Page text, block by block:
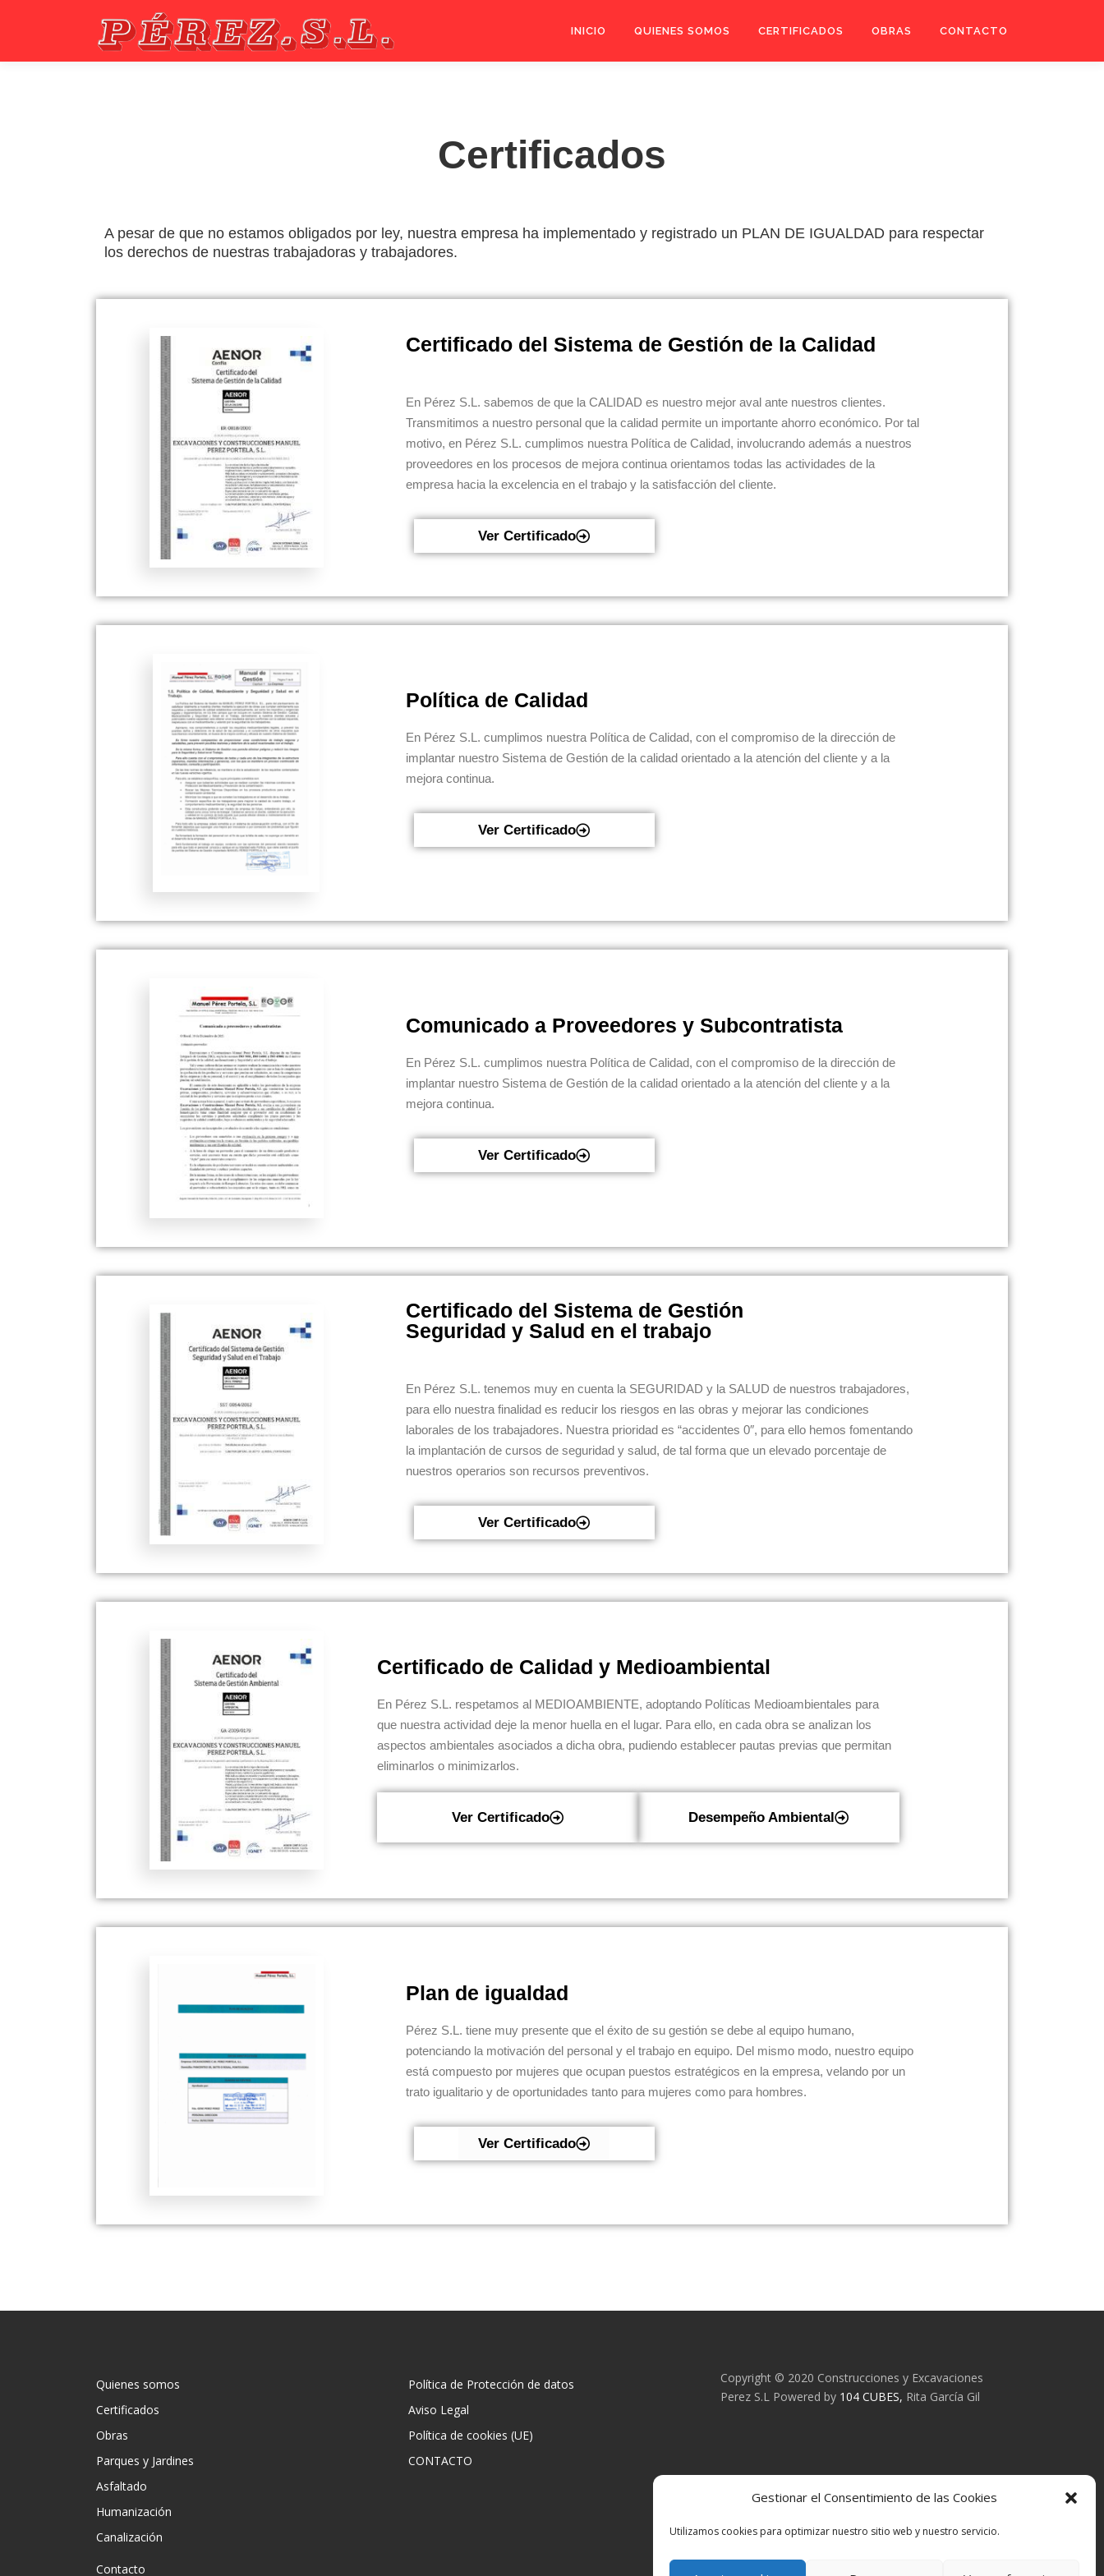
Gestionar el Consentimiento de las Cookies
Utilizamos cookies para optimizar nuestro sitio web y nuestro servicio.
INICIO QUIENES SOMOS CERTIFICADOS OBRAS CONTACTO
Certificados
A pesar de que no estamos obligados por ley, nuestra empresa ha implementado y registrado un PLAN DE IGUALDAD para respectar
los derechos de nuestras trabajadoras y trabajadores.
Certificado del Sistema de Gestión de la Calidad
En Pérez S.L. sabemos de que la CALIDAD es nuestro mejor aval ante nuestros clientes.
Transmitimos a nuestro personal que la calidad permite un importante ahorro económico. Por tal
motivo, en Pérez S.L. cumplimos nuestra Política de Calidad, involucrando además a nuestros
proveedores en los procesos de mejora continua orientamos todas las actividades de la
empresa hacia la excelencia en el trabajo y la satisfacción del cliente.
Ver Certificado
Política de Calidad
En Pérez S.L. cumplimos nuestra Política de Calidad, con el compromiso de la dirección de
implantar nuestro Sistema de Gestión de la calidad orientado a la atención del cliente y a la
mejora continua.
Ver Certificado
Comunicado a Proveedores y Subcontratista
En Pérez S.L. cumplimos nuestra Política de Calidad, con el compromiso de la dirección de
implantar nuestro Sistema de Gestión de la calidad orientado a la atención del cliente y a la
mejora continua.
Ver Certificado
Certificado del Sistema de Gestión
Seguridad y Salud en el trabajo
En Pérez S.L. tenemos muy en cuenta la SEGURIDAD y la SALUD de nuestros trabajadores,
para ello nuestra finalidad es reducir los riesgos en las obras y mejorar las condiciones
laborales de los trabajadores. Nuestra prioridad es “accidentes 0″, para ello hemos fomentando
la implantación de cursos de seguridad y salud, de tal forma que un elevado porcentaje de
nuestros operarios son recursos preventivos.
Ver Certificado
Certificado de Calidad y Medioambiental
En Pérez S.L. respetamos al MEDIOAMBIENTE, adoptando Políticas Medioambientales para
que nuestra actividad deje la menor huella en el lugar. Para ello, en cada obra se analizan los
aspectos ambientales asociados a dicha obra, pudiendo establecer pautas previas que permitan
eliminarlos o minimizarlos.
Ver Certificado Desempeño Ambiental
Plan de igualdad
Pérez S.L. tiene muy presente que el éxito de su gestión se debe al equipo humano,
potenciando la motivación del personal y el trabajo en equipo. Del mismo modo, nuestro equipo
está compuesto por mujeres que ocupan puestos estratégicos en la empresa, velando por un
trato igualitario y de oportunidades tanto para mujeres como para hombres.
Ver Certificado
Quienes somos
Certificados
Obras
Parques y Jardines
Asfaltado
Humanización
Canalización
Contacto
Política de Protección de datos
Aviso Legal
Política de cookies (UE)
CONTACTO
Copyright © 2020 Construcciones y Excavaciones
Perez S.L Powered by 104 CUBES, Rita García Gil